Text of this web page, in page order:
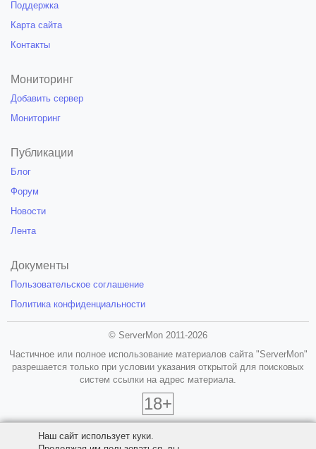
Поддержка
Карта сайта
Контакты
Мониторинг
Добавить сервер
Мониторинг
Публикации
Блог
Форум
Новости
Лента
Документы
Пользовательское соглашение
Политика конфиденциальности
© ServerMon 2011-2026
Частичное или полное использование материалов сайта "ServerMon"
разрешается только при условии указания открытой для поисковых
систем ссылки на адрес материала.
18+
Наш сайт использует куки.